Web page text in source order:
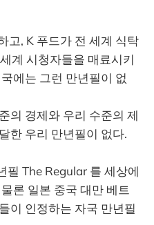
고, K 푸드가 전 세계 식탁
계 시청자들을 매료시키
에는 그런 만년필이 없
의 경제와 우리 수준의 제
한 우리 만년필이 없다.
필 The Regular 를 세상에
론 일본 중국 대만 베트
이 인정하는 자국 만년필